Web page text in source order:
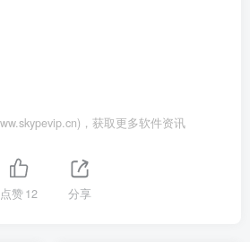
，获取更多软件资讯
点赞12 分享